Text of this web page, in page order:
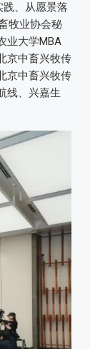
践、从愿景落
牧业协会秘
业大学MBA
京中畜兴牧传
京中畜兴牧传
线、兴嘉生